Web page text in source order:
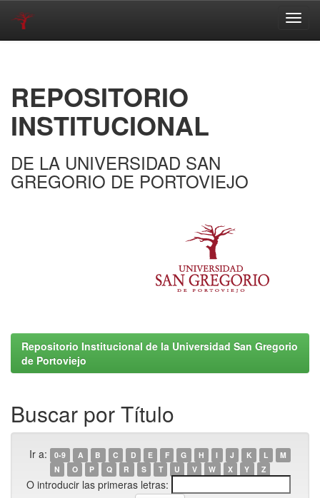
REPOSITORIO
INSTITUCIONAL
DE LA UNIVERSIDAD SAN
GREGORIO DE PORTOVIEJO
Repositorio Institucional de la Universidad San Gregorio
de Portoviejo
Buscar por Título
Ir a: 0-9 A B C D E F G H I J K L
M
N
O P Q R S T U V W X Y Z
O introducir las primeras letras: